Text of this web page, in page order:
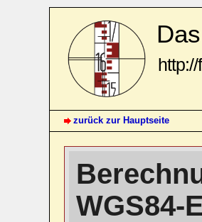
zurück zur Hauptseite
WGS84-